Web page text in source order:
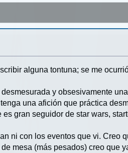
alguna tontuna; se me
y obsesivamente
una afición que práctica
gran seguidor de star wars,
ni con los eventos que vi. Creo
mesa (más pesados) creo que